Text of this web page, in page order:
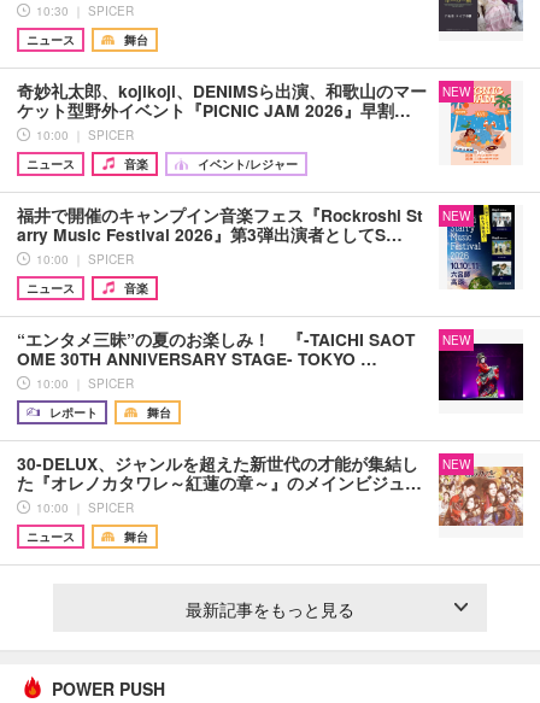
10:30 ｜ SPICER
ニュース
舞台
奇妙礼太郎、kojikoji、DENIMSら出演、和歌山のマー
ケット型野外イベント『PICNIC JAM 2026』早割…
10:00 ｜ SPICER
ニュース
音楽 イベント/レジャー
NEW
福井で開催のキャンプイン音楽フェス『Rockroshi St
arry Music Festival 2026』第3弾出演者としてS…
10:00 ｜ SPICER
ニュース
音楽
NEW
“エンタメ三昧”の夏のお楽しみ！ 『-TAICHI SAOT
OME 30TH ANNIVERSARY STAGE- TOKYO …
10:00 ｜ SPICER
レポート
舞台
NEW
30-DELUX、ジャンルを超えた新世代の才能が集結し
た『オレノカタワレ～紅蓮の章～』のメインビジュ…
10:00 ｜ SPICER
ニュース
舞台
NEW
最新記事をもっと見る
POWER PUSH